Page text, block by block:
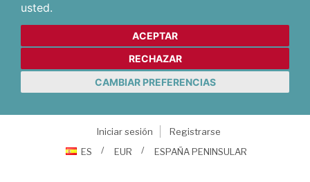
usted.
ACEPTAR
RECHAZAR
CAMBIAR PREFERENCIAS
Iniciar sesión
Registrarse
ES
EUR ESPAÑA PENINSULAR